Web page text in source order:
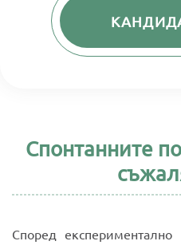
Спонтанните
Според експериментално